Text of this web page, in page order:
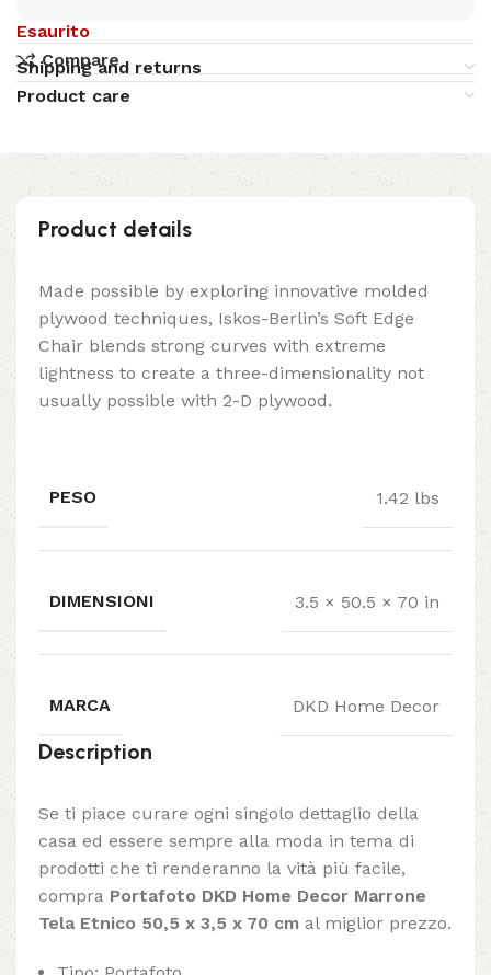
Esaurito
Compare
Shipping and returns
Product care
Product details
Made possible by exploring innovative molded
plywood techniques, Iskos-Berlin’s Soft Edge
Chair blends strong curves with extreme
lightness to create a three-dimensionality not
usually possible with 2-D plywood.
PESO 1.42 lbs
DIMENSIONI 3.5 × 50.5 × 70 in
MARCA DKD Home Decor
Description
Se ti piace curare ogni singolo dettaglio della
casa ed essere sempre alla moda in tema di
prodotti che ti renderanno la vità più facile,
compra Portafoto DKD Home Decor Marrone
Tela Etnico 50,5 x 3,5 x 70 cm al miglior prezzo.